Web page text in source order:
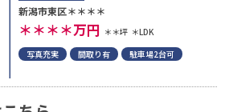
新潟市東区＊＊＊＊
＊＊＊＊万円 ＊＊坪 ＊LDK
写真充実
間取り有 駐車場2台可